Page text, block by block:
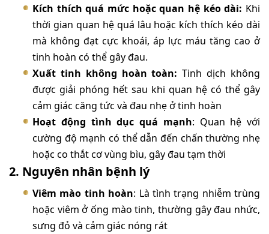
Kích thích quá mức hoặc quan hệ kéo dài: Khi
thời gian quan hệ quá lâu hoặc kích thích kéo dài
mà không đạt cực khoái, áp lực máu tăng cao ở
tinh hoàn có thể gây đau.
Xuất tinh không hoàn toàn: Tinh dịch không
được giải phóng hết sau khi quan hệ có thể gây
cảm giác căng tức và đau nhẹ ở tinh hoàn
Hoạt động tình dục quá mạnh: Quan hệ với
cường độ mạnh có thể dẫn đến chấn thường nhẹ
hoặc co thắt cơ vùng bìu, gây đau tạm thời
2. Nguyên nhân bệnh lý
Viêm mào tinh hoàn: Là tình trạng nhiễm trùng
hoặc viêm ở ống mào tinh, thường gây đau nhức,
sưng đỏ và cảm giác nóng rát